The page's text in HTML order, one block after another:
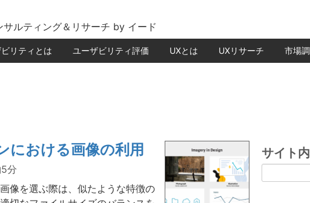
サルティング＆リサーチ by イード
リティとは ユーザビリティ評価 UXとは UXリサーチ 市場
における画像の利用
分
像を選ぶ際は、似たような特徴の
サイト